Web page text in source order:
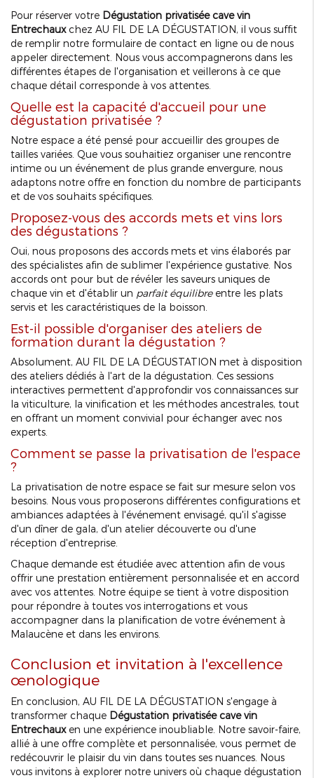
Pour réserver votre Dégustation privatisée cave vin
Entrechauxchez AU FIL DE LA DÉGUSTATION, il vous suffit
de remplir notre formulaire de contact en ligne ou de nous
appeler directement. Nous vous accompagnerons dans les
différentes étapes de l'organisation et veillerons à ce que
chaque détail corresponde à vos attentes.
Quelle est la capacité d'accueil pour une
dégustation privatisée ?
Notre espace a été pensé pour accueillir des groupes de
tailles variées. Que vous souhaitiez organiser une rencontre
intime ou un événement de plus grande envergure, nous
adaptons notre offre en fonction du nombre de participants
et de vos souhaits spécifiques.
Proposez-vous des accords mets et vins lors
des dégustations ?
Oui, nous proposons des accords mets et vins élaborés par
des spécialistes afin de sublimer l'expérience gustative. Nos
accords ont pour but de révéler les saveurs uniques de
chaque vin et d'établir un parfait équilibreentre les plats
servis et les caractéristiques de la boisson.
Est-il possible d'organiser des ateliers de
formation durant la dégustation ?
Absolument, AU FIL DE LA DÉGUSTATION met à disposition
des ateliers dédiés à l'art de la dégustation. Ces sessions
interactives permettent d'approfondir vos connaissances sur
la viticulture, la vinification et les méthodes ancestrales, tout
en offrant un moment convivial pour échanger avec nos
experts.
Comment se passe la privatisation de l'espace
?
La privatisation de notre espace se fait sur mesure selon vos
besoins. Nous vous proposerons différentes configurations et
ambiances adaptées à l'événement envisagé, qu'il s'agisse
d'un dîner de gala, d'un atelier découverte ou d'une
réception d'entreprise.
Chaque demande est étudiée avec attention afin de vous
offrir une prestation entièrement personnalisée et en accord
avec vos attentes. Notre équipe se tient à votre disposition
pour répondre à toutes vos interrogations et vous
accompagner dans la planification de votre événement à
Malaucène et dans les environs.
Conclusion et invitation à l'excellence
œnologique
En conclusion, AU FIL DE LA DÉGUSTATION s'engage à
transformer chaque Dégustation privatisée cave vin
Entrechauxen une expérience inoubliable. Notre savoir-faire,
allié à une offre complète et personnalisée, vous permet de
redécouvrir le plaisir du vin dans toutes ses nuances. Nous
vous invitons à explorer notre univers où chaque dégustation